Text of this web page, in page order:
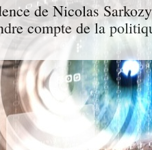
de Nicolas
compte de la